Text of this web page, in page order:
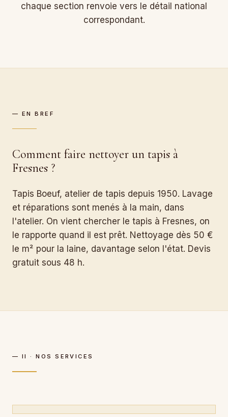
chaque section renvoie vers le détail national
correspondant.
— EN BREF
Comment faire nettoyer un tapis à
Fresnes ?
Tapis Boeuf, atelier de tapis depuis 1950. Lavage
et réparations sont menés à la main, dans
l'atelier. On vient chercher le tapis à Fresnes, on
le rapporte quand il est prêt. Nettoyage dès 50 €
le m² pour la laine, davantage selon l'état. Devis
gratuit sous 48 h.
— II · NOS SERVICES